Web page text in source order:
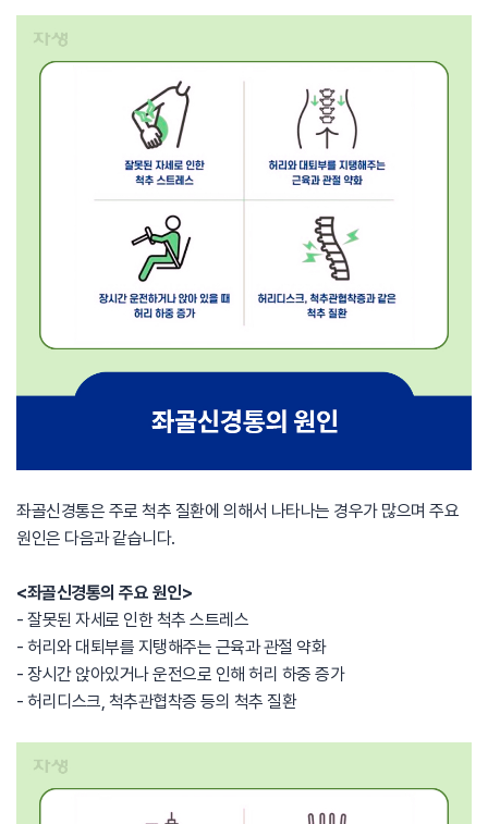
좌골신경통은 주로 척추 질환에 의해서 나타나는 경우가 많으며 주요
원인은 다음과 같습니다.
<좌골신경통의 주요 원인>
- 잘못된 자세로 인한 척추 스트레스
- 허리와 대퇴부를 지탱해주는 근육과 관절 약화
- 장시간 앉아있거나 운전으로 인해 허리 하중 증가
- 허리디스크, 척추관협착증 등의 척추 질환